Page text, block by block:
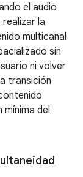
el audio
la
multicanal
sin
ni volver
transición
del